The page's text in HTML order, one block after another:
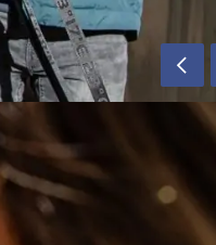
kom je liever niet